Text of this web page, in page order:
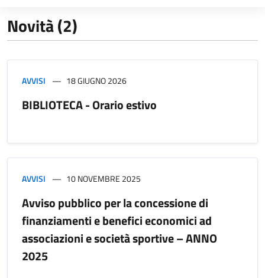
Novità (2)
AVVISI 18 GIUGNO 2026
BIBLIOTECA - Orario estivo
AVVISI 10 NOVEMBRE 2025
Avviso pubblico per la concessione di
finanziamenti e benefici economici ad
associazioni e società sportive – ANNO
2025